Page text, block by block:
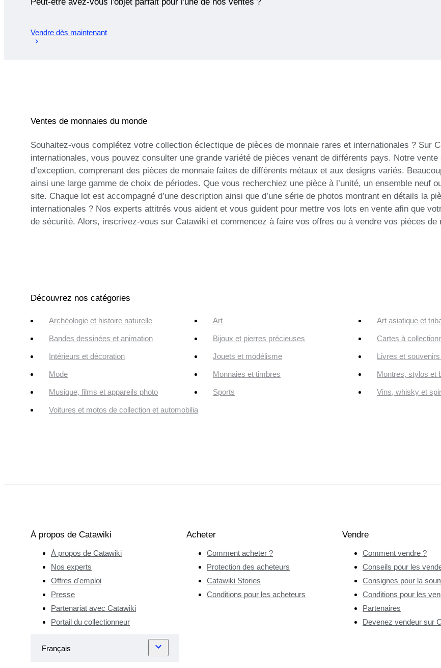
Peut-être avez-vous l'objet parfait pour l'une de nos ventes ?
Vendre dès maintenant
Ventes de monnaies du monde
Souhaitez-vous complétez votre collection éclectique de pièces de monnaie rares et internationales ? Sur
internationales, vous pouvez consulter une grande variété de pièces venant de différents pays. Notre
d’exception, comprenant des pièces de monnaie faites de différents métaux et aux designs variés.
ainsi une large gamme de choix de périodes. Que vous recherchiez une pièce à l’unité, un ensemble neuf
site. Chaque lot est accompagné d’une description ainsi que d’une série de photos montrant en détails la
internationales ? Nos experts attitrés vous aident et vous guident pour mettre vos lots en vente afin que
de sécurité. Alors, inscrivez-vous sur Catawiki et commencez à faire vos offres ou à vendre vos pièces de
Découvrez nos catégories
Archéologie et histoire naturelle Art Art asiatique et
Bandes dessinées et animation Bijoux et pierres précieuses Cartes à
Intérieurs et décoration Jouets et modélisme Livres et
Mode Monnaies et timbres Montres, stylos et
Musique, films et appareils photo Sports Vins, whisky et
Voitures et motos de collection et automobilia
À propos de Catawiki
À propos de Catawiki
Nos experts
Offres d'emploi
Presse
Partenariat avec Catawiki
Portail du collectionneur
Acheter
Comment acheter ?
Protection des acheteurs
Catawiki Stories
Conditions pour les acheteurs
Vendre
Comment vendre ?
Conseils pour les
Consignes pour la
Conditions pour les
Partenaires
Devenez vendeur sur